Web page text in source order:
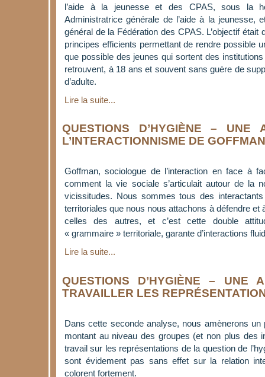
l’aide à la jeunesse et des CPAS, sous la
Administratrice générale de l’aide à la jeunesse,
général de la Fédération des CPAS. L’objectif était
principes efficients permettant de rendre possible
que possible des jeunes qui sortent des
retrouvent, à 18 ans et souvent sans guère de
d’adulte.
Lire la suite...
QUESTIONS D’HYGIÈNE – UNE
L’INTERACTIONNISME DE GOFFMAN
Goffman, sociologue de l’interaction en face à
comment la vie sociale s’articulait autour de la
vicissitudes. Nous sommes tous des
territoriales que nous nous attachons à défendre et
celles des autres, et c’est cette double
« grammaire » territoriale, garante d’interactions
Lire la suite...
QUESTIONS D’HYGIÈNE – UNE
TRAVAILLER LES
Dans cette seconde analyse, nous amènerons
montant au niveau des groupes (et non plus des
travail sur les représentations de la question de
sont évidement pas sans effet sur la relation
colorent fortement.